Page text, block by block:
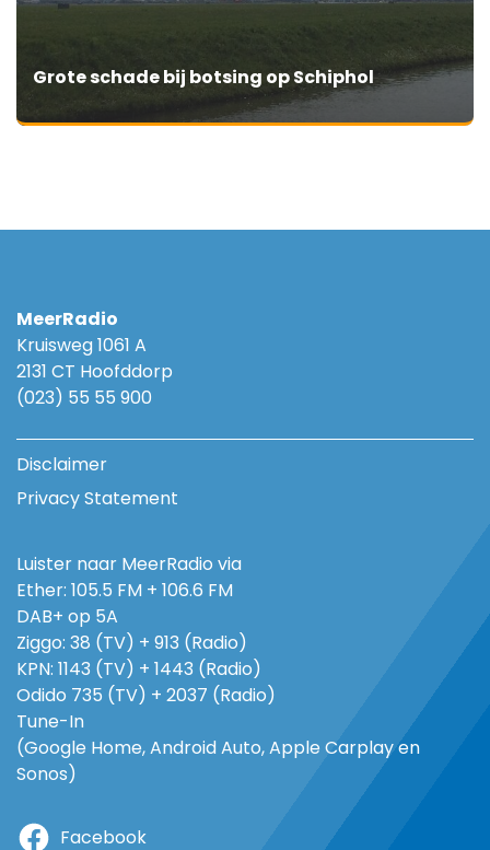
Grote schade bij botsing op Schiphol
MeerRadio
Kruisweg 1061 A
2131 CT Hoofddorp
(023) 55 55 900
Disclaimer
Privacy Statement
Luister naar MeerRadio via
Ether: 105.5 FM + 106.6 FM
DAB+ op 5A
Ziggo: 38 (TV) + 913 (Radio)
KPN: 1143 (TV) + 1443 (Radio)
Odido 735 (TV) + 2037 (Radio)
Tune-In
(Google Home, Android Auto, Apple Carplay en
Sonos)
Facebook